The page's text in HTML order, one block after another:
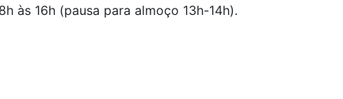
às 16h (pausa para almoço 13h-14h).